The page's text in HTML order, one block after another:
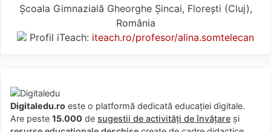
Școala Gimnazială Gheorghe Șincai, Florești (Cluj),
România
Profil iTeach: iteach.ro/profesor/alina.somtelecan
Digitaledu.ro este o platformă dedicată educației digitale.
Are peste 15.000 de sugestii de activități de învățare și